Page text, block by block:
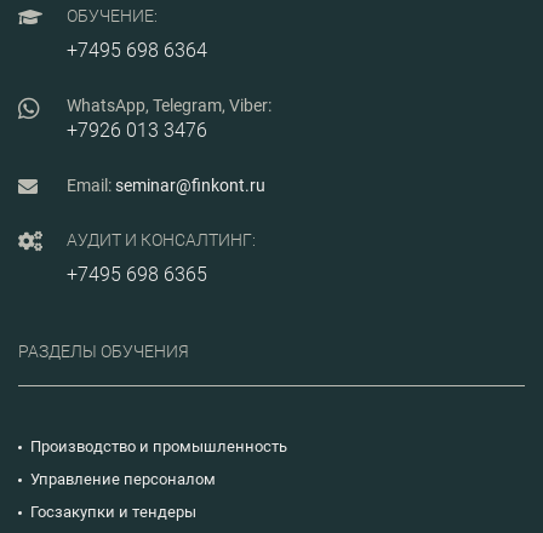
производственного
планирования, выявления
«узких мест» в
и программах, повышения
эффективности
использования ресурсов,
формирования баланса
между оптимизацией
деятельности и
стратегическим
планированием.
ОБУЧЕНИЕ:
+7495 698 6364
WhatsApp, Telegram, Viber:
+7926 013 3476
Email:seminar@finkont.ru
АУДИТ И КОНСАЛТИНГ:
+7495 698 6365
РАЗДЕЛЫ ОБУЧЕНИЯ
Производство и промышленность
Управление персоналом
Госзакупки и тендеры